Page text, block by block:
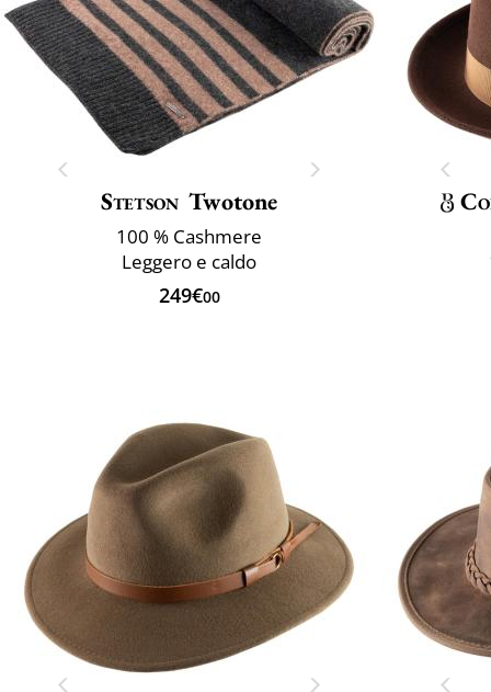
Stetson Twotone
100 % Cashmere
Leggero e caldo
249€00